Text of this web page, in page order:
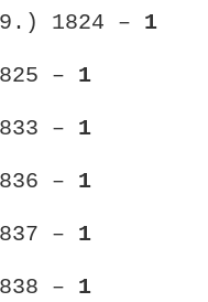
1824 – 1
– 1
– 1
– 1
– 1
– 1